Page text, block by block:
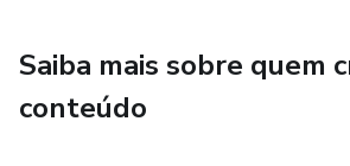
Saiba mais sobre quem
conteúdo